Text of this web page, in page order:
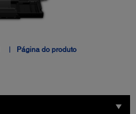
Página do produto